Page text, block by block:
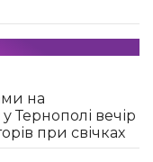
на
Тернополі вечір
при свічках